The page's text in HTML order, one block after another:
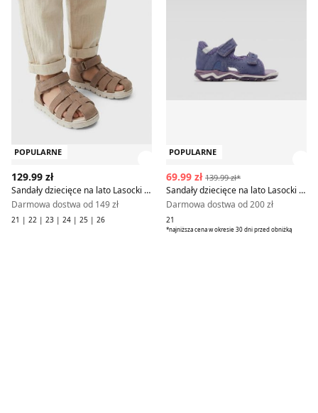
POPULARNE
129.99 zł
Sandały dziecięce na lato Lasocki Kids
Darmowa dostwa od 149 zł
21 | 22 | 23 | 24 | 25 | 26
POPULARNE
69.99 zł 139.99 zł*
Sandały dziecięce na lato Lasocki Kids
Darmowa dostwa od 200 zł
21
*najniższa cena w okresie 30 dni przed obniżką